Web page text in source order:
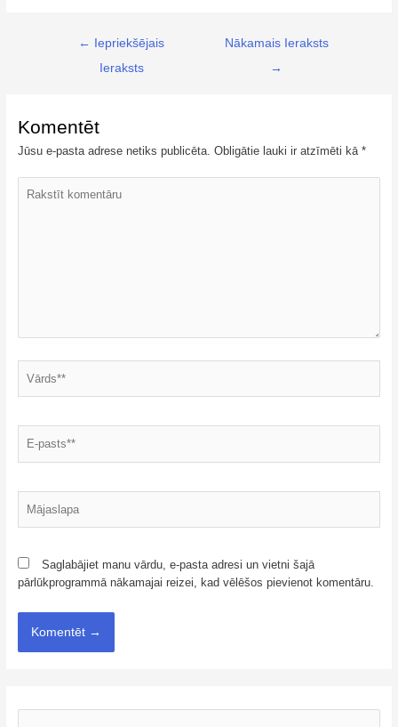
← Iepriekšējais
Ieraksts
Nākamais Ieraksts
→
Komentēt
Jūsu e-pasta adrese netiks publicēta. Obligātie lauki ir atzīmēti kā *
Saglabājiet manu vārdu, e-pasta adresi un vietni šajā
pārlūkprogrammā nākamajai reizei, kad vēlēšos pievienot komentāru.